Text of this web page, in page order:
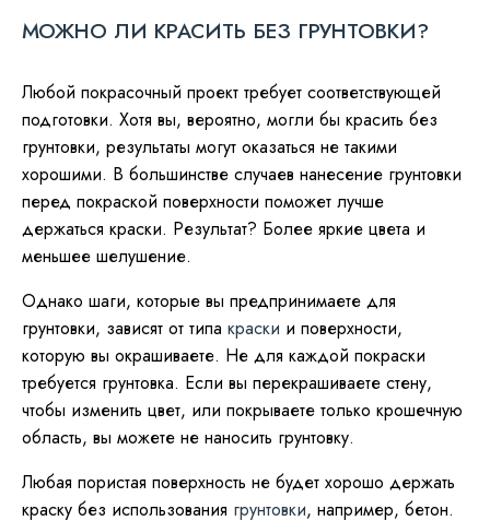
МОЖНО ЛИ КРАСИТЬ БЕЗ ГРУНТОВКИ?
Любой покрасочный проект требует соответствующей
подготовки. Хотя вы, вероятно, могли бы красить без
грунтовки, результаты могут оказаться не такими
хорошими. В большинстве случаев нанесение грунтовки
перед покраской поверхности поможет лучше
держаться краски. Результат? Более яркие цвета и
меньшее шелушение.
Однако шаги, которые вы предпринимаете для
грунтовки, зависят от типа краски и поверхности,
которую вы окрашиваете. Не для каждой покраски
требуется грунтовка. Если вы перекрашиваете стену,
чтобы изменить цвет, или покрываете только крошечную
область, вы можете не наносить грунтовку.
Любая пористая поверхность не будет хорошо держать
краску без использования грунтовки, например, бетон.